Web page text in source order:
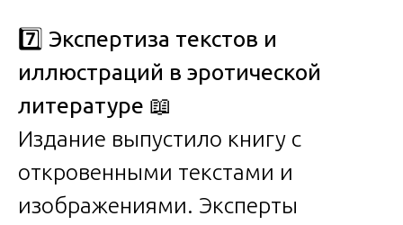
7️⃣ Экспертиза текстов и
иллюстраций в эротической
литературе 📖
Издание выпустило книгу с
откровенными текстами и
изображениями. Эксперты